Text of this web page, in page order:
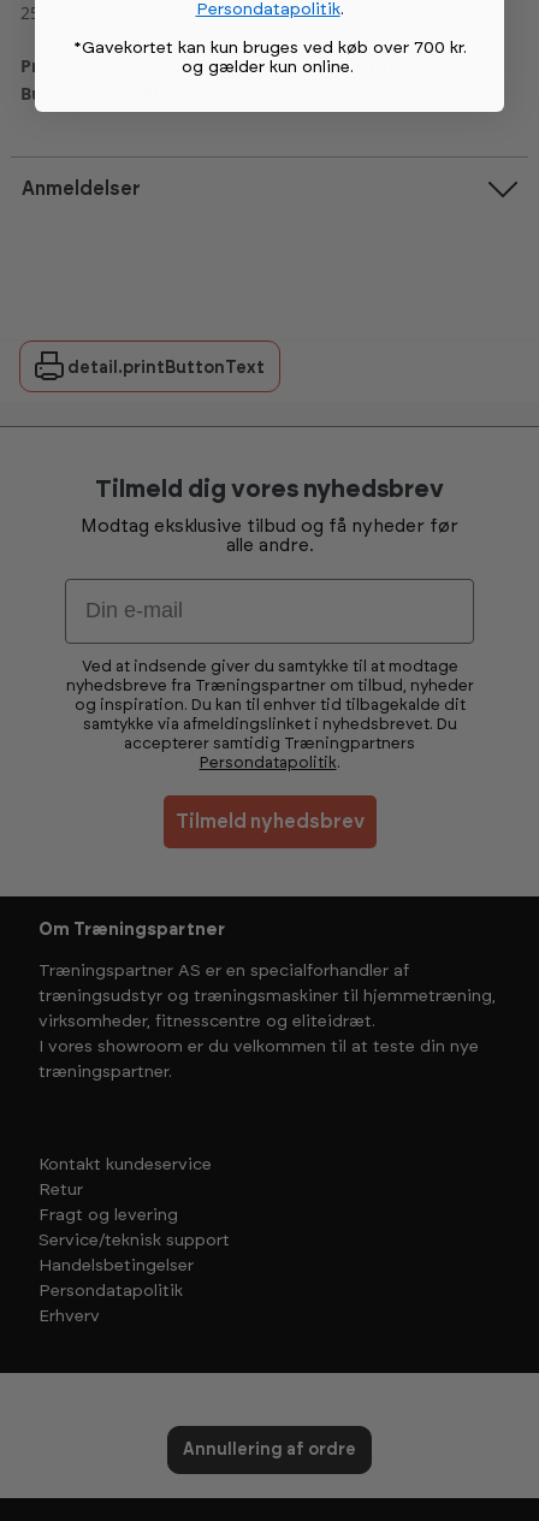
25 kg.: 73 mm - RØD
Prisen er for 1 stk. 10 kg. American Barbell 15 kg. Pro
Bumper Vægtskive
Anmeldelser
detail.printButtonText
Tilmeld dig vores nyhedsbrev
Modtag eksklusive tilbud og få nyheder før
alle andre.
Email
Ved at indsende giver du samtykke til at modtage
nyhedsbreve fra Træningspartner om tilbud, nyheder
og inspiration. Du kan til enhver tid tilbagekalde dit
samtykke via afmeldingslinket i nyhedsbrevet. Du
accepterer samtidig Træningpartners
Persondatapolitik.
Tilmeld nyhedsbrev
Om Træningspartner
Træningspartner AS er en specialforhandler af
træningsudstyr og træningsmaskiner til hjemmetræning,
virksomheder, fitnesscentre og eliteidræt.
I vores showroom er du velkommen til at teste din nye
træningspartner.
Kontakt kundeservice
Retur
Fragt og levering
Service/teknisk support
Handelsbetingelser
Persondatapolitik
Erhverv
Annullering af ordre
Persondatapolitik.
*Gavekortet kan kun bruges ved køb over 700 kr.
og gælder kun online.